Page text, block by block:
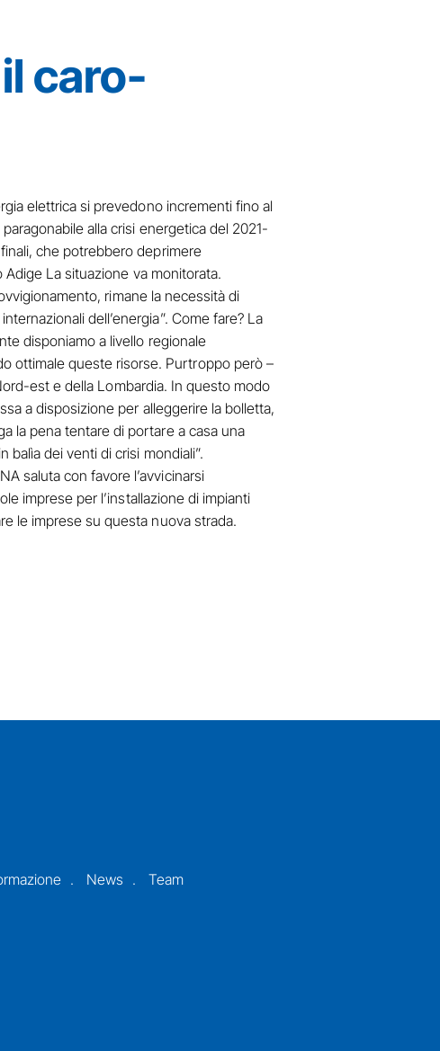
caro-
elettrica si prevedono incrementi fino al
alla crisi energetica del 2021-
che potrebbero deprimere
Adige La situazione va monitorata.
rimane la necessità di
dell’energia”. Come fare? La
disponiamo a livello regionale
ottimale queste risorse. Purtroppo però –
est e della Lombardia. In questo modo
a disposizione per alleggerire la bolletta,
la pena tentare di portare a casa una
balìa dei venti di crisi mondiali”.
saluta con favore l’avvicinarsi
imprese per l’installazione di impianti
le imprese su questa nuova strada.
News Team